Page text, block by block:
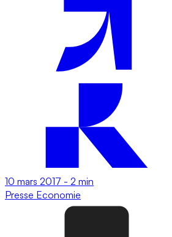
10 mars 2017 - 2 min
Presse Economie